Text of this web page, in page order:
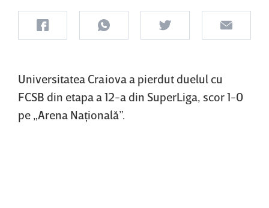
Universitatea Craiova a pierdut duelul cu
FCSB din etapa a 12-a din SuperLiga, scor 1-0
pe „Arena Naţională”.